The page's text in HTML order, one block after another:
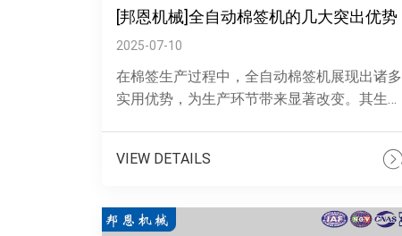
[邦恩机械]全自动棉签机的几大突出优势
2025-07-10
在棉签生产过程中，全自动棉签机展现出诸多
实用优势，为生产环节带来显著改变。其生产
VIEW DETAILS